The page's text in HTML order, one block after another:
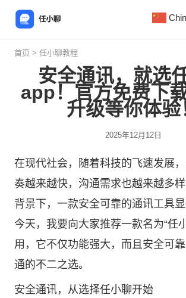
首页 > 任小聊教程
安全通讯，就选
app！官方免费下
升级等你体验
2025年12月12日
在现代社会，随着科技的飞速发展
奏越来越快，沟通需求也越来越多
背景下，一款安全可靠的通讯工具显
今天，我要向大家推荐一款名为“任
用，它不仅功能强大，而且安全可
通的不二之选。
安全通讯，从选择任小聊开始